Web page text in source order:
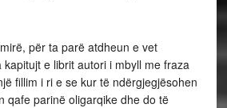
për ta parë atdheun e vet
e librit autori i mbyll me fraza
fillim i ri e se kur të ndërgjegjësohen
qafe parinë oligarqike dhe do të